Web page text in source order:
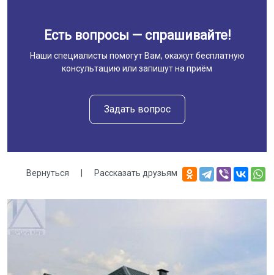
Есть вопросы — спрашивайте!
Наши специалисты помогут Вам, окажут бесплатную
консультацию или запишут на приём
Задать вопрос
Вернуться | Рассказать друзьям
Галерея